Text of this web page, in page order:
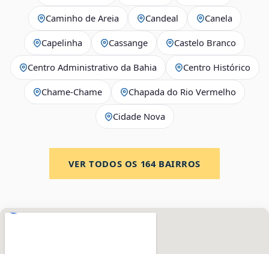
Caminho de Areia Candeal Canela
Capelinha Cassange Castelo Branco
Centro Administrativo da Bahia Centro Histórico
Chame-Chame Chapada do Rio Vermelho
Cidade Nova
VER TODOS OS 164BAIRROS